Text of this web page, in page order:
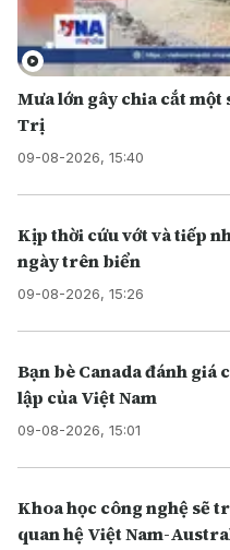
Mưa lớn gây chia cắt một
Trị
09-08-2026, 15:40
Kịp thời cứu vớt và tiếp
ngày trên biển
09-08-2026, 15:26
Bạn bè Canada đánh giá
lập của Việt Nam
09-08-2026, 15:01
Khoa học công nghệ sẽ
quan hệ Việt Nam-